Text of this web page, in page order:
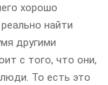
хорошо
найти
другими
с того, что они,
То есть это